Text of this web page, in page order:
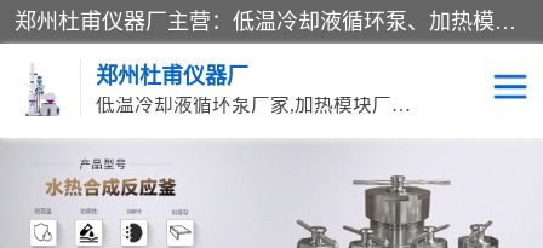
郑州杜甫仪器厂主营：低温冷却液循环泵、加热模块、水热合成反应釜、水油浴锅、旋转蒸发器、循环水真空泵等产品。郑州杜甫仪器厂在众多的教学仪器行业中依靠科技力量扬长避短、迅速发展，成为国家教委*生产教学仪器的厂家，产品具有国内良好水平，主导产品通过ISO9002质量认证。
郑州杜甫仪器厂
低温冷却液循环泵厂家,加热模块厂家,水热合成反应釜厂家,水油浴锅厂家,旋转蒸发器厂家
循环水真空泵厂家 水热合成反应釜厂家